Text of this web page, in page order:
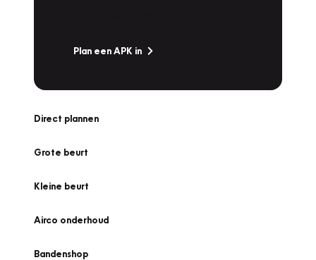
Plan een APK in
Direct plannen
Grote beurt
Kleine beurt
Airco onderhoud
Bandenshop